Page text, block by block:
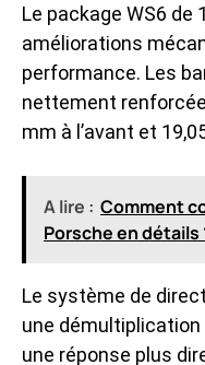
Le package WS6 de
améliorations
performance. Les
nettement
mm à l’avant et
A lire : Comment
Porsche en détails
Le système de
une
une réponse plus